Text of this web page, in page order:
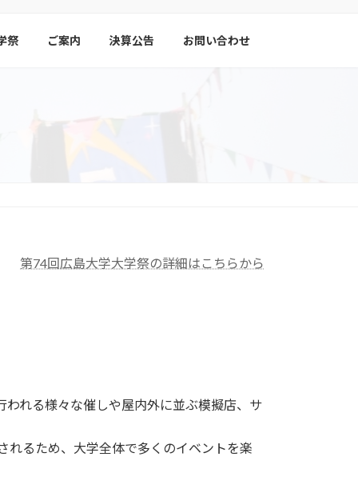
祭 ご案内 決算公告 お問い合わせ
第74回広島大学大学祭の詳細はこちらから
れる様々な催しや屋内外に並ぶ模擬店、サ
れるため、大学全体で多くのイベントを楽